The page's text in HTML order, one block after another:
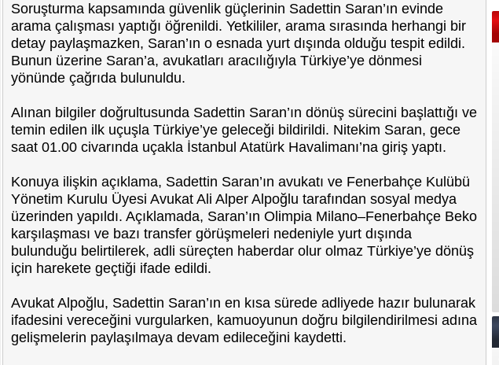
Soruşturma kapsamında güvenlik güçlerinin Sadettin Saran’ın evinde
arama çalışması yaptığı öğrenildi. Yetkililer, arama sırasında herhangi bir
detay paylaşmazken, Saran’ın o esnada yurt dışında olduğu tespit edildi.
Bunun üzerine Saran’a, avukatları aracılığıyla Türkiye’ye dönmesi
yönünde çağrıda bulunuldu.
Alınan bilgiler doğrultusunda Sadettin Saran’ın dönüş sürecini başlattığı ve
temin edilen ilk uçuşla Türkiye’ye geleceği bildirildi. Nitekim Saran, gece
saat 01.00 civarında uçakla İstanbul Atatürk Havalimanı’na giriş yaptı.
Konuya ilişkin açıklama, Sadettin Saran’ın avukatı ve Fenerbahçe Kulübü
Yönetim Kurulu Üyesi Avukat Ali Alper Alpoğlu tarafından sosyal medya
üzerinden yapıldı. Açıklamada, Saran’ın Olimpia Milano–Fenerbahçe Beko
karşılaşması ve bazı transfer görüşmeleri nedeniyle yurt dışında
bulunduğu belirtilerek, adli süreçten haberdar olur olmaz Türkiye’ye dönüş
için harekete geçtiği ifade edildi.
Avukat Alpoğlu, Sadettin Saran’ın en kısa sürede adliyede hazır bulunarak
ifadesini vereceğini vurgularken, kamuoyunun doğru bilgilendirilmesi adına
gelişmelerin paylaşılmaya devam edileceğini kaydetti.